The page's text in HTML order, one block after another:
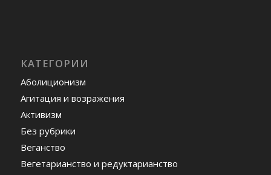
КАТЕГОРИИ
Аболиционизм
Агитация и возражения
Активизм
Без рубрики
Веганство
Вегетарианство и редуктарианство